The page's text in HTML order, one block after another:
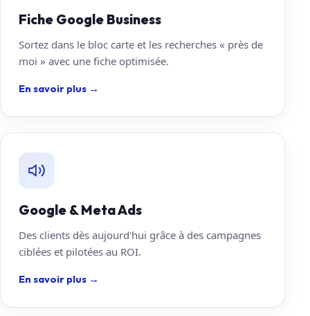
Fiche Google Business
Sortez dans le bloc carte et les recherches « près de
moi » avec une fiche optimisée.
En savoir plus →
Google & Meta Ads
Des clients dès aujourd'hui grâce à des campagnes
ciblées et pilotées au ROI.
En savoir plus →